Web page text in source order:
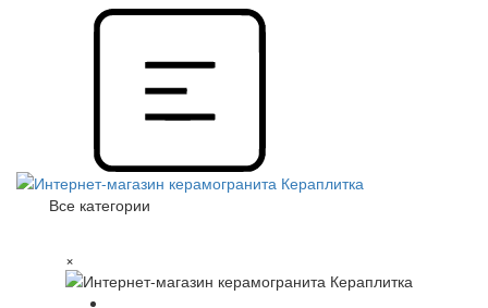
Все категории
×